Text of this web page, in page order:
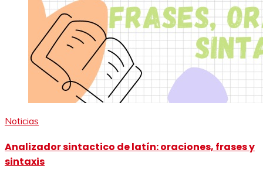
Noticias
Analizador sintactico de latín: oraciones, frases y
sintaxis